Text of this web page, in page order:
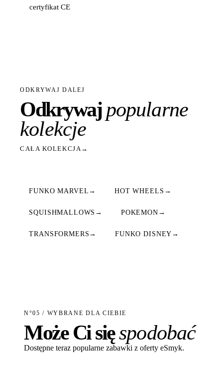
certyfikat CE
ODKRYWAJ DALEJ
Odkrywajpopularne
kolekcje
CAŁA KOLEKCJA →
FUNKO MARVEL → HOT WHEELS →
SQUISHMALLOWS → POKEMON →
TRANSFORMERS → FUNKO DISNEY →
N°05 / WYBRANE DLA CIEBIE
Może Ci sięspodobać
Dostępne teraz popularne zabawki z oferty eSmyk.